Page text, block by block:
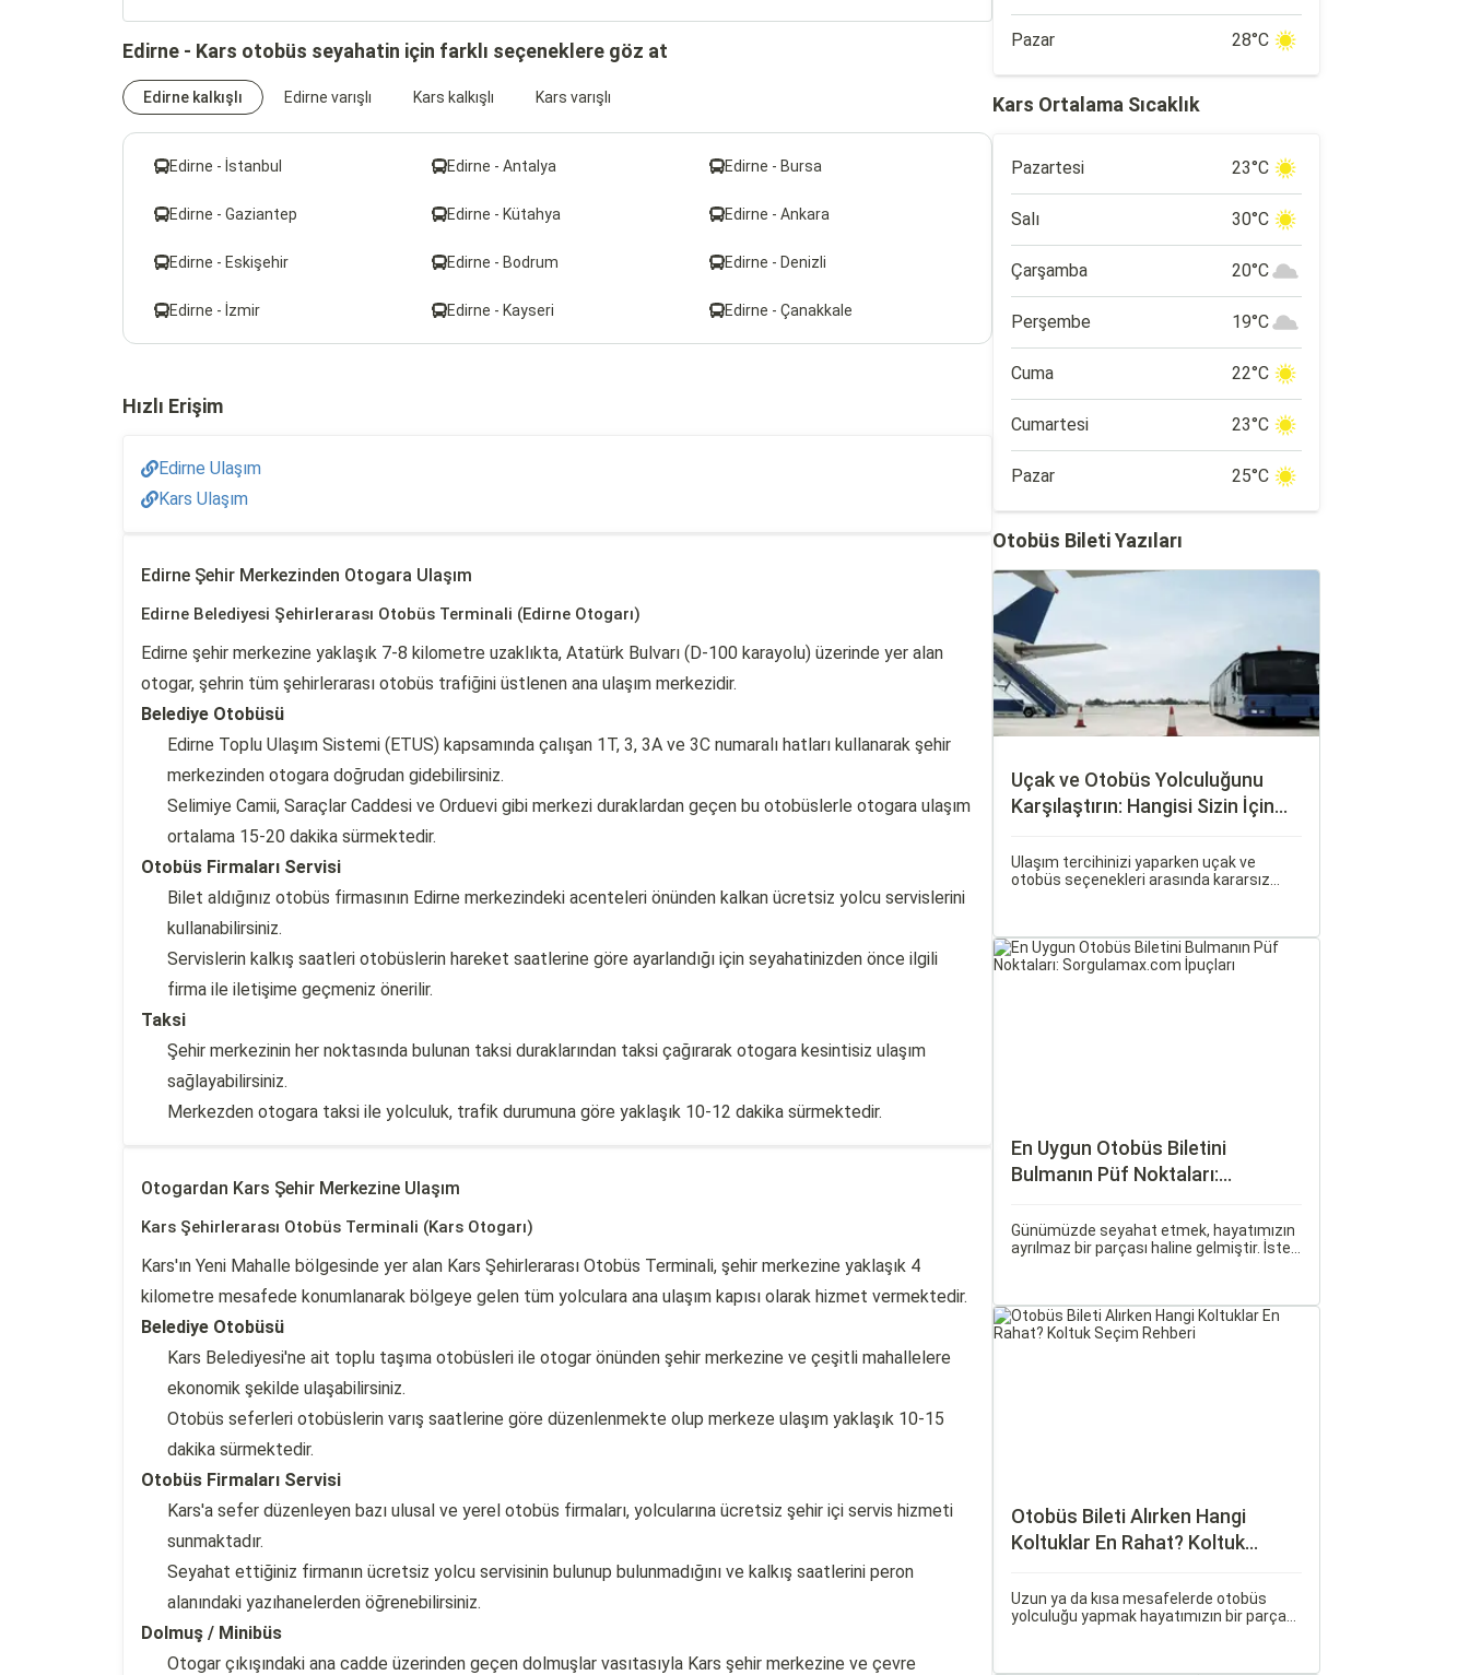
Edirne - Kars otobüs seyahatin için farklı seçeneklere göz at
Edirne kalkışlı Edirne varışlı Kars kalkışlı Kars varışlı
Edirne - İstanbul Edirne - Antalya Edirne - Bursa
Edirne - Gaziantep Edirne - Kütahya Edirne - Ankara
Edirne - Eskişehir Edirne - Bodrum Edirne - Denizli
Edirne - İzmir Edirne - Kayseri Edirne - Çanakkale
Hızlı Erişim
Edirne Ulaşım
Kars Ulaşım
Edirne Şehir Merkezinden Otogara Ulaşım
Edirne Belediyesi Şehirlerarası Otobüs Terminali (Edirne Otogarı)
Edirne şehir merkezine yaklaşık 7-8 kilometre uzaklıkta, Atatürk Bulvarı (D-100 karayolu) üzerinde yer alan
otogar, şehrin tüm şehirlerarası otobüs trafiğini üstlenen ana ulaşım merkezidir.
Belediye Otobüsü
Edirne Toplu Ulaşım Sistemi (ETUS) kapsamında çalışan 1T, 3, 3A ve 3C numaralı hatları kullanarak şehir
merkezinden otogara doğrudan gidebilirsiniz.
Selimiye Camii, Saraçlar Caddesi ve Orduevi gibi merkezi duraklardan geçen bu otobüslerle otogara ulaşım
ortalama 15-20 dakika sürmektedir.
Otobüs Firmaları Servisi
Bilet aldığınız otobüs firmasının Edirne merkezindeki acenteleri önünden kalkan ücretsiz yolcu servislerini
kullanabilirsiniz.
Servislerin kalkış saatleri otobüslerin hareket saatlerine göre ayarlandığı için seyahatinizden önce ilgili
firma ile iletişime geçmeniz önerilir.
Taksi
Şehir merkezinin her noktasında bulunan taksi duraklarından taksi çağırarak otogara kesintisiz ulaşım
sağlayabilirsiniz.
Merkezden otogara taksi ile yolculuk, trafik durumuna göre yaklaşık 10-12 dakika sürmektedir.
Otogardan Kars Şehir Merkezine Ulaşım
Kars Şehirlerarası Otobüs Terminali (Kars Otogarı)
Kars'ın Yeni Mahalle bölgesinde yer alan Kars Şehirlerarası Otobüs Terminali, şehir merkezine yaklaşık 4
kilometre mesafede konumlanarak bölgeye gelen tüm yolculara ana ulaşım kapısı olarak hizmet vermektedir.
Belediye Otobüsü
Kars Belediyesi'ne ait toplu taşıma otobüsleri ile otogar önünden şehir merkezine ve çeşitli mahallelere
ekonomik şekilde ulaşabilirsiniz.
Otobüs seferleri otobüslerin varış saatlerine göre düzenlenmekte olup merkeze ulaşım yaklaşık 10-15
dakika sürmektedir.
Otobüs Firmaları Servisi
Kars'a sefer düzenleyen bazı ulusal ve yerel otobüs firmaları, yolcularına ücretsiz şehir içi servis hizmeti
sunmaktadır.
Seyahat ettiğiniz firmanın ücretsiz yolcu servisinin bulunup bulunmadığını ve kalkış saatlerini peron
alanındaki yazıhanelerden öğrenebilirsiniz.
Dolmuş / Minibüs
Otogar çıkışındaki ana cadde üzerinden geçen dolmuşlar vasıtasıyla Kars şehir merkezine ve çevre
Pazar 28°C
Kars Ortalama Sıcaklık
Pazartesi 23°C
Salı 30°C
Çarşamba 20°C
Perşembe 19°C
Cuma 22°C
Cumartesi 23°C
Pazar 25°C
Otobüs Bileti Yazıları
Uçak ve Otobüs Yolculuğunu
Karşılaştırın: Hangisi Sizin İçin
Ulaşım tercihinizi yaparken uçak ve
otobüs seçenekleri arasında kararsız
En Uygun Otobüs Biletini
Bulmanın Püf Noktaları:
Günümüzde seyahat etmek, hayatımızın
ayrılmaz bir parçası haline gelmiştir. İster
seçmek oldukça önemlidir.
Otobüs Bileti Alırken Hangi
Koltuklar En Rahat? Koltuk
Uzun ya da kısa mesafelerde otobüs
yolculuğu yapmak hayatımızın bir parçası